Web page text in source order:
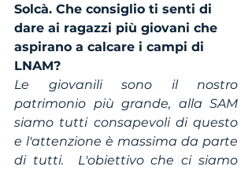
Solcà. Che consiglio ti senti di
dare ai ragazzi più giovani che
aspirano a calcare i campi di
LNAM?
Le giovanili sono il nostro
patrimonio più grande, alla SAM
siamo tutti consapevoli di questo
e l'attenzione è massima da parte
di tutti.  L'obiettivo che ci siamo